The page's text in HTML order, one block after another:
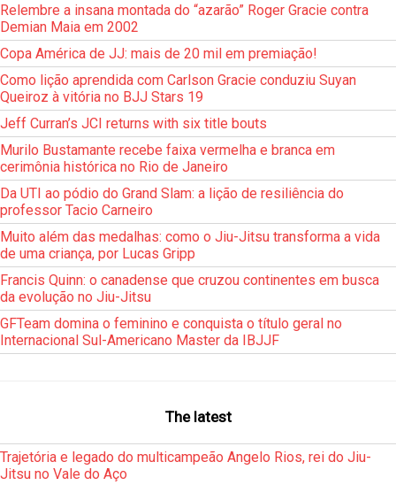
Relembre a insana montada do “azarão” Roger Gracie contra
Demian Maia em 2002
Copa América de JJ: mais de 20 mil em premiação!
Como lição aprendida com Carlson Gracie conduziu Suyan
Queiroz à vitória no BJJ Stars 19
Jeff Curran’s JCI returns with six title bouts
Murilo Bustamante recebe faixa vermelha e branca em
cerimônia histórica no Rio de Janeiro
Da UTI ao pódio do Grand Slam: a lição de resiliência do
professor Tacio Carneiro
Muito além das medalhas: como o Jiu-Jitsu transforma a vida
de uma criança, por Lucas Gripp
Francis Quinn: o canadense que cruzou continentes em busca
da evolução no Jiu-Jitsu
GFTeam domina o feminino e conquista o título geral no
Internacional Sul-Americano Master da IBJJF
The latest
Trajetória e legado do multicampeão Angelo Rios, rei do Jiu-
Jitsu no Vale do Aço